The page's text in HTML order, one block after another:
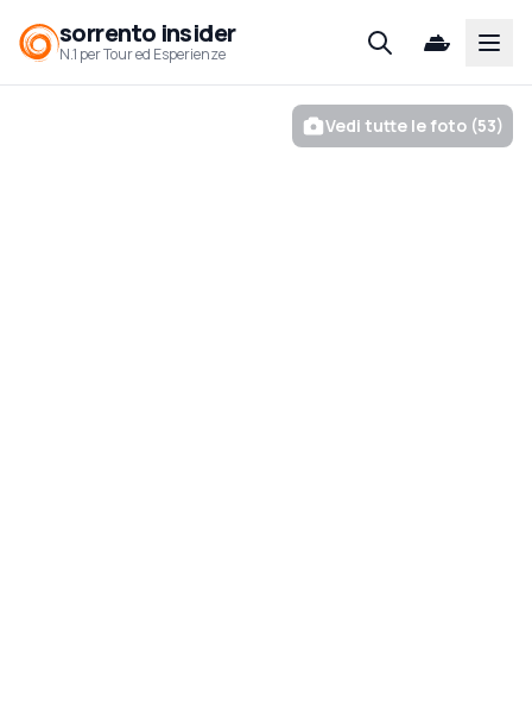
sorrento insider
N.1 per Tour ed Esperienze
Vedi tutte le foto (53)